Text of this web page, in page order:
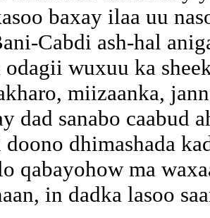
baxay ilaa uu
Cabdi ash-hal
odagii wuxuu ka
miizaanka,
dad sanabo caabud
doono dhimashada
qabayohow ma
in dadka lasoo